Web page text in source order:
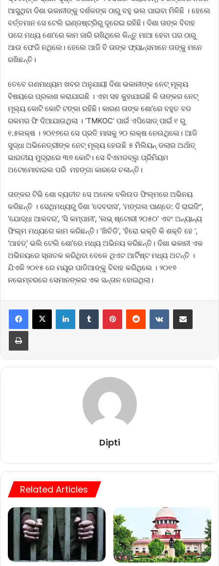
ଆସୁଥିବା ଦିଶା ଭକାନୀଙ୍କୁ ଦର୍ଶକଙ୍କ ଠାରୁ ବହୁ ଭଲ ପାଇବା ମିଳିଛି । ହେଲେ
ବର୍ତ୍ତମାନ ସେ ଟେଲି ଇଣ୍ଡଷ୍ଟ୍ରିରୁ ଦୂରେଇ ରହିଛି। ଦିଶା ତାଙ୍କ ବିବାହ
ପରେ ମଧ୍ୟ ଶୋ’ରେ କାମ ଜାରି ରଖିଥିଲେ କିନ୍ତୁ ମାଆ ହେବା ପର ଠାରୁ
ଆଉ ଫେରି ନଥିଲେ। ହେଲେ ଆଜି ବି ତାଙ୍କ ଫ୍ୟାନ୍ସମାନେ ତାଙ୍କୁ ମନେ
ରଖିଛନ୍ତି।
ତେବେ ଗଣମାଧ୍ୟମ ଖବର ଅନୁଯାୟୀ ଦିଶା ଭକାନୀଙ୍କ ନେଟ୍‌ ମୂଲ୍ୟ
ବିଷୟରେ ପ୍ରକାଶ କରାଯାଇଛି । ଏହା ସହ କୁହାଯାଇଛି କି ତାଙ୍କର ନେଟ୍
ମୂଲ୍ୟ କୋଟି କୋଟି ଟଙ୍କା ରହିଛି। କାରଣ ତାଙ୍କ ଶୋ’ରେ ବହୁତ ବଡ
ରକମର ଫି ଦିଆଯାଉଥିଲା । ‘TMKOC’ ପାଇଁ ଏପିସୋଡ୍ ପାଇଁ ୧ ରୁ
୧.୫ଲକ୍ଷ । ୨୦୧୭ରେ ସେ ପ୍ରତି ମାସକୁ ୨୦ ଲକ୍ଷ ନେଉଥିଲେ। ଆଜି
ସୁଦ୍ଧା ଅଭିନେତ୍ରୀଙ୍କ ନେଟ୍‌ ମୂଲ୍ୟ ହେଉଛି ୫ ମିଲିୟନ୍ ଡଲାର ଅର୍ଥାତ୍‌
ଭାରତୀୟ ମୁଦ୍ରାରେ ୩୭ କୋଟି। ସେ ବିଏମଡବ୍ଲୁ ପ୍ରିମିୟମ
ଅଟୋମୋବାଇଲ ପରି ମହଙ୍ଗା କାରରେ ଚଳାନ୍ତି।
ତାଙ୍କର ଟିଭି ଶୋ ବ୍ୟତୀତ ସେ ଅନେକ ବଲିଉଡ ଫିଲ୍ମରେ ଅଭିନୟ
କରିଛନ୍ତି । ସେଥିମଧ୍ୟରୁ ଦିଶା ‘ଦେବଦାସ’, ‘ମଙ୍ଗଲ ପାଣ୍ଡେ: ଦି ରାଇଜିଂ’,
‘ଯୋଦ୍ଧା ଆକବର’, ‘ସି କମ୍ପାନୀ’, ‘ଲଭ୍ ଷ୍ଟୋରୀ ୨୦୫୦’ ଏବଂ ଅନ୍ୟାନ୍ୟ
ଫିଲ୍ମ ମଧ୍ୟରେ କାମ କରିଛନ୍ତି। ‘ଖିଚିଡି’, ‘ହିରୋ ଭକ୍ତି କି ଶକ୍ତି ହେ ‘,
‘ଆହତ୍’ ଭଲି ଟେଲି ଶୋ’ରେ ମଧ୍ୟ ଅଭିନୟ କରିଛନ୍ତି। ଦିଶା ଭକାନୀ ଏକ
ଅଭିନୟରେ ସ୍ନାତକ କରିଥିବା ବେଳେ ଥିଏଟ ଆର୍ଟିଷ୍ଟ ମଧ୍ୟ ଅଟନ୍ତି ।
ଯିଏକି ୨୦୧୫ ରେ ମୟୂର ପାଡିଆଙ୍କୁ ବିବାହ କରିଥିଲେ । ୨୦୧୭
ନଭେମ୍ବରରେ ସେମାନଙ୍କର ଏକ ସନ୍ତାନ ହୋଇଥିଲା।
Dipti
Related Articles